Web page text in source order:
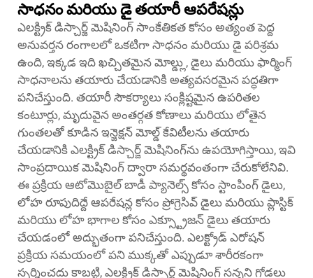
సాధనం మరియు డై తయారీ ఆపరేషన్లు
ఎలక్ట్రిక్ డిస్చార్జ్ మెషినింగ్ సాంకేతికత కోసం అత్యంత పెద్ద
అనువర్తన రంగాలలో ఒకటిగా సాధనం మరియు డై పరిశ్రమ
ఉంది, ఇక్కడ ఇది ఖచ్చితమైన మోల్డ్లు, డైలు మరియు ఫార్మింగ్
సాధనాలను తయారు చేయడానికి అత్యవసరమైన పద్ధతిగా
పనిచేస్తుంది. తయారీ సౌకర్యాలు సంక్లిష్టమైన ఉపరితల
కంటూర్లు, మృదువైన అంతర్గత కోణాలు మరియు లోతైన
గుంతలతో కూడిన ఇన్జెక్షన్ మోల్డ్ కేవిటీలను తయారు
చేయడానికి ఎలక్ట్రిక్ డిస్చార్జ్ మెషినింగ్‌ను ఉపయోగిస్తాయి, ఇవి
సాంప్రదాయిక మెషినింగ్ ద్వారా సమర్థవంతంగా చేరుకోలేనివి.
ఈ ప్రక్రియ ఆటోమొబైల్ బాడీ ప్యానెల్స్ కోసం స్టాంపింగ్ డైలు,
లోహ రూపుదిద్దే ఆపరేషన్ల కోసం ప్రోగ్రెసివ్ డైలు మరియు ప్లాస్టిక్
మరియు లోహ భాగాల కోసం ఎక్స్ట్రూజన్ డైలు తయారు
చేయడంలో అద్భుతంగా పనిచేస్తుంది. ఎలక్ట్రోడ్ ఎరోషన్
ప్రక్రియ సమయంలో పని ముక్కతో ఎప్పుడూ శారీరకంగా
స్పర్శించదు కాబట్టి, ఎలక్ట్రిక్ డిస్చార్జ్ మెషినింగ్ సన్నని గోడలు